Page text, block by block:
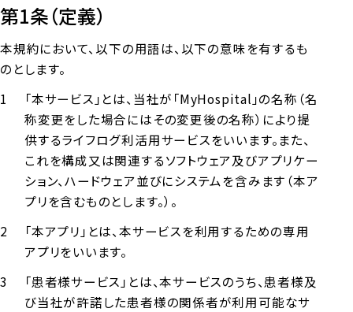
情報セキュリティ方針MyHospital利用規約
MyHospitalプライバシーポリシー
第1条（定義）
本規約において、以下の用語は、以下の意味を有するも
のとします。
「本サービス」とは、当社が「MyHospital」の名称（名
称変更をした場合にはその変更後の名称）により提
供するライフログ利活用サービスをいいます。また、
これを構成又は関連するソフトウェア及びアプリケー
ション、ハードウェア並びにシステムを含みます（本ア
プリを含むものとします。）。
「本アプリ」とは、本サービスを利用するための専用
アプリをいいます。
「患者様サービス」とは、本サービスのうち、患者様及
び当社が許諾した患者様の関係者が利用可能なサ